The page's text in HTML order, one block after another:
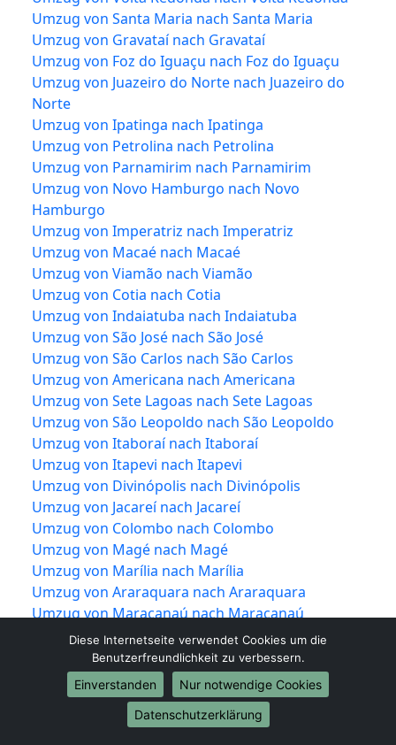
Umzug von Santa Maria nach Santa Maria
Umzug von Gravataí nach Gravataí
Umzug von Foz do Iguaçu nach Foz do Iguaçu
Umzug von Juazeiro do Norte nach Juazeiro do
Norte
Umzug von Ipatinga nach Ipatinga
Umzug von Petrolina nach Petrolina
Umzug von Parnamirim nach Parnamirim
Umzug von Novo Hamburgo nach Novo
Hamburgo
Umzug von Imperatriz nach Imperatriz
Umzug von Macaé nach Macaé
Umzug von Viamão nach Viamão
Umzug von Cotia nach Cotia
Umzug von Indaiatuba nach Indaiatuba
Umzug von São José nach São José
Umzug von São Carlos nach São Carlos
Umzug von Americana nach Americana
Umzug von Sete Lagoas nach Sete Lagoas
Umzug von São Leopoldo nach São Leopoldo
Umzug von Itaboraí nach Itaboraí
Umzug von Itapevi nach Itapevi
Umzug von Divinópolis nach Divinópolis
Umzug von Jacareí nach Jacareí
Umzug von Colombo nach Colombo
Umzug von Magé nach Magé
Umzug von Marília nach Marília
Umzug von Araraquara nach Araraquara
Umzug von Maracanaú nach Maracanaú
Umzug von Hortolândia nach Hortolândia
Umzug von Presidente Prudente nach Presidente
Prudente
Umzug von Santa Luzia nach Santa Luzia
Umzug von Santarém nach Santarém
Diese Internetseite verwendet Cookies um die
Benutzerfreundlichkeit zu verbessern.
Einverstanden
Nur notwendige Cookies
Datenschutzerklärung